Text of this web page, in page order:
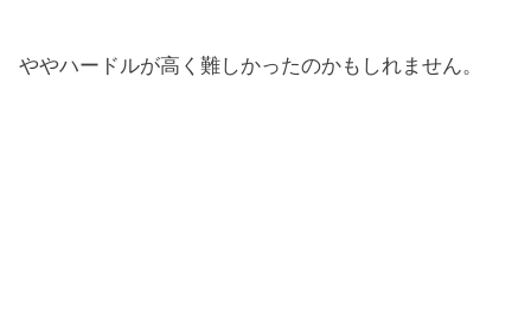
ややハードルが高く難しかったのかもしれません。